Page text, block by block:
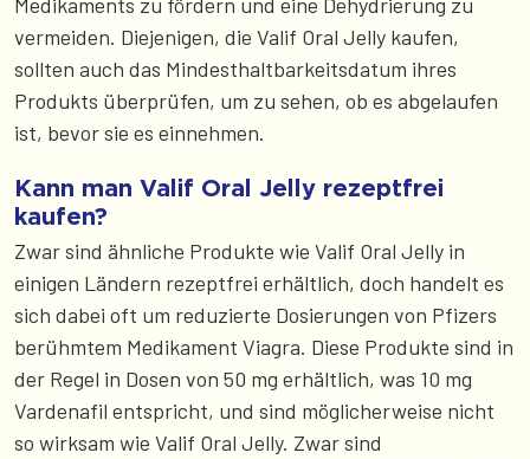
vermeiden. Diejenigen, die Valif Oral Jelly kaufen,
sollten auch das Mindesthaltbarkeitsdatum ihres
Produkts überprüfen, um zu sehen, ob es abgelaufen
ist, bevor sie es einnehmen.
Kann man Valif Oral Jelly rezeptfrei
kaufen?
Zwar sind ähnliche Produkte wie Valif Oral Jelly in
einigen Ländern rezeptfrei erhältlich, doch handelt es
sich dabei oft um reduzierte Dosierungen von Pfizers
berühmtem Medikament Viagra. Diese Produkte sind in
der Regel in Dosen von 50 mg erhältlich, was 10 mg
Vardenafil entspricht, und sind möglicherweise nicht
so wirksam wie Valif Oral Jelly. Zwar sind